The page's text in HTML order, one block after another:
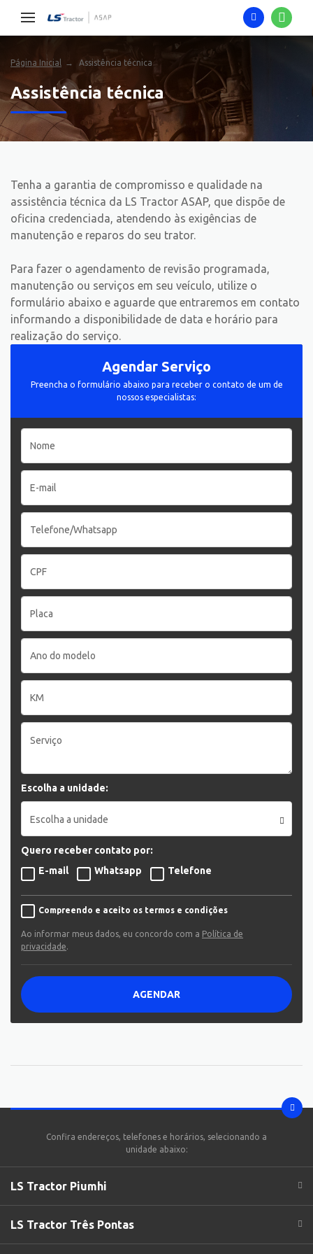
Página Inicial Assistência técnica
Assistência técnica
Tenha a garantia de compromisso e qualidade na
assistência técnica da LS Tractor ASAP, que dispõe de
oficina credenciada, atendendo às exigências de
manutenção e reparos do seu trator.
Para fazer o agendamento de revisão programada,
manutenção ou serviços em seu veículo, utilize o
formulário abaixo e aguarde que entraremos em contato
informando a disponibilidade de data e horário para
realização do serviço.
Agendar Serviço
Preencha o formulário abaixo para receber o contato de um de
nossos especialistas:
Escolha a unidade:
Escolha a unidade
Quero receber contato por:
E-mail
Whatsapp Telefone
Compreendo e aceito os termos e condições
Ao informar meus dados, eu concordo com a Política de
privacidade.
AGENDAR
Confira endereços, telefones e horários, selecionando a
unidade abaixo:
LS Tractor Piumhi
LS Tractor Três Pontas